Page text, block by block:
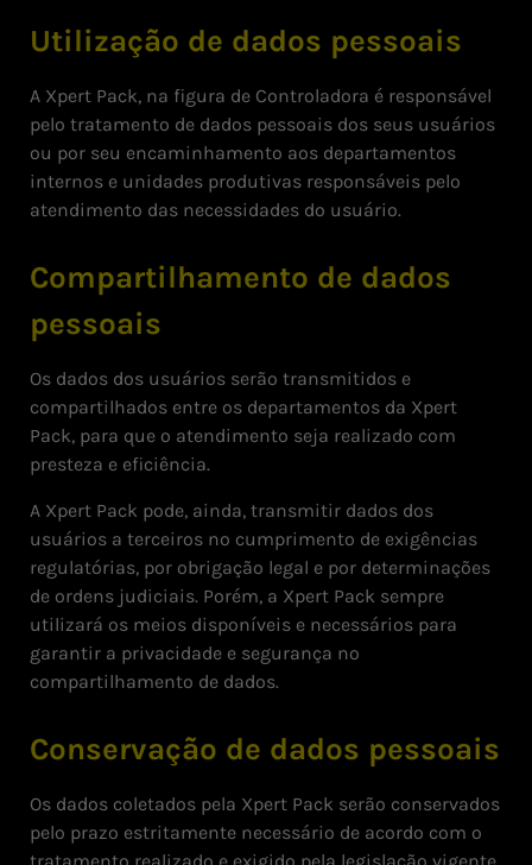
Utilização de dados pessoais
A Xpert Pack, na figura de Controladora é responsável
pelo tratamento de dados pessoais dos seus usuários
ou por seu encaminhamento aos departamentos
internos e unidades produtivas responsáveis pelo
atendimento das necessidades do usuário.
Compartilhamento de dados
pessoais
Os dados dos usuários serão transmitidos e
compartilhados entre os departamentos da Xpert
Pack, para que o atendimento seja realizado com
presteza e eficiência.
A Xpert Pack pode, ainda, transmitir dados dos
usuários a terceiros no cumprimento de exigências
regulatórias, por obrigação legal e por determinações
de ordens judiciais. Porém, a Xpert Pack sempre
utilizará os meios disponíveis e necessários para
garantir a privacidade e segurança no
compartilhamento de dados.
Conservação de dados pessoais
Os dados coletados pela Xpert Pack serão conservados
pelo prazo estritamente necessário de acordo com o